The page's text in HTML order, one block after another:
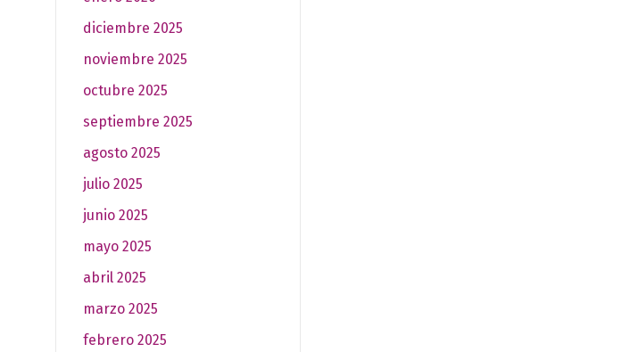
diciembre 2025
noviembre 2025
octubre 2025
septiembre 2025
agosto 2025
julio 2025
junio 2025
mayo 2025
abril 2025
marzo 2025
febrero 2025